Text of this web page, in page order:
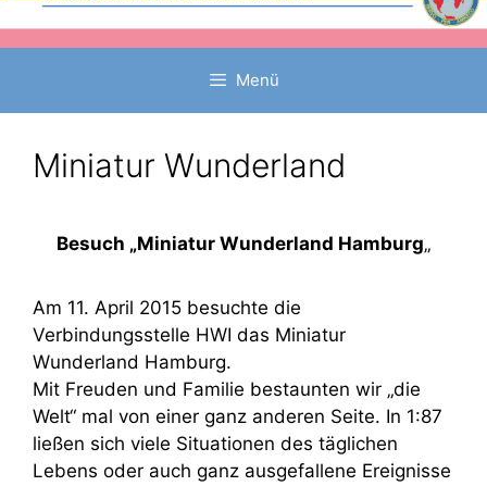
Menü
Miniatur Wunderland
Besuch „Miniatur Wunderland Hamburg„
Am 11. April 2015 besuchte die
Verbindungsstelle HWI das Miniatur
Wunderland Hamburg.
Mit Freuden und Familie bestaunten wir „die
Welt“ mal von einer ganz anderen Seite. In 1:87
ließen sich viele Situationen des täglichen
Lebens oder auch ganz ausgefallene Ereignisse